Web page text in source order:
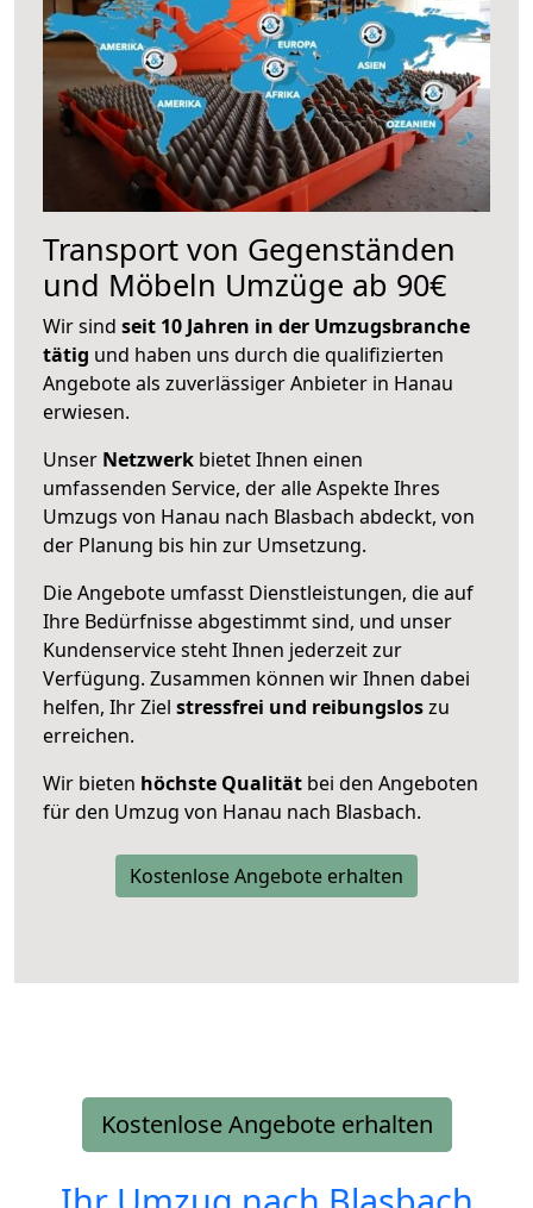
Transport von Gegenständen
und Möbeln Umzüge ab 90€
Wir sind seit 10 Jahren in der Umzugsbranche
tätig und haben uns durch die qualifizierten
Angebote als zuverlässiger Anbieter in Hanau
erwiesen.
Unser Netzwerk bietet Ihnen einen
umfassenden Service, der alle Aspekte Ihres
Umzugs von Hanau nach Blasbach abdeckt, von
der Planung bis hin zur Umsetzung.
Die Angebote umfasst Dienstleistungen, die auf
Ihre Bedürfnisse abgestimmt sind, und unser
Kundenservice steht Ihnen jederzeit zur
Verfügung. Zusammen können wir Ihnen dabei
helfen, Ihr Ziel stressfrei und reibungsloszu
erreichen.
Wir bieten höchste Qualität bei den Angeboten
für den Umzug von Hanau nach Blasbach.
Kostenlose Angebote erhalten
Kostenlose Angebote erhalten